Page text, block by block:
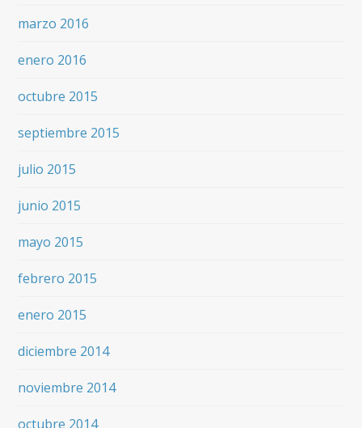
marzo 2016
enero 2016
octubre 2015
septiembre 2015
julio 2015
junio 2015
mayo 2015
febrero 2015
enero 2015
diciembre 2014
noviembre 2014
octubre 2014